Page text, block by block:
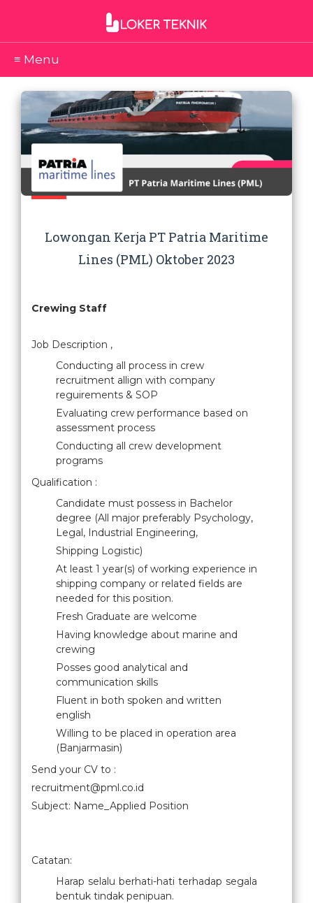
≡ Menu
Lowongan Kerja PT Patria Maritime
Lines (PML) Oktober 2023
Crewing Staff
Job Description ,
Conducting all process in crew
recruitment allign with company
reguirements & SOP
Evaluating crew performance based on
assessment process
Conducting all crew development
programs
Qualification :
Candidate must possess in Bachelor
degree (All major preferably Psychology,
Legal, Industrial Engineering,
Shipping Logistic)
At least 1 year(s) of working experience in
shipping company or related fields are
needed for this position.
Fresh Graduate are welcome
Having knowledge about marine and
crewing
Posses good analytical and
communication skills
Fluent in both spoken and written
english
Willing to be placed in operation area
(Banjarmasin)
Send your CV to :
recruitment@pml.co.id
Subject: Name_Applied Position
Catatan:
Harap selalu berhati-hati terhadap segala
bentuk tindak penipuan.